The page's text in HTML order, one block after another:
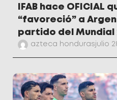
IFAB hace OFICIAL
“favoreció” a
partido del Mundial
azteca honduras julio